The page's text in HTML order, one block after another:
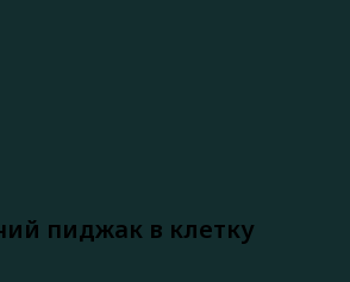
пиджак в клетку